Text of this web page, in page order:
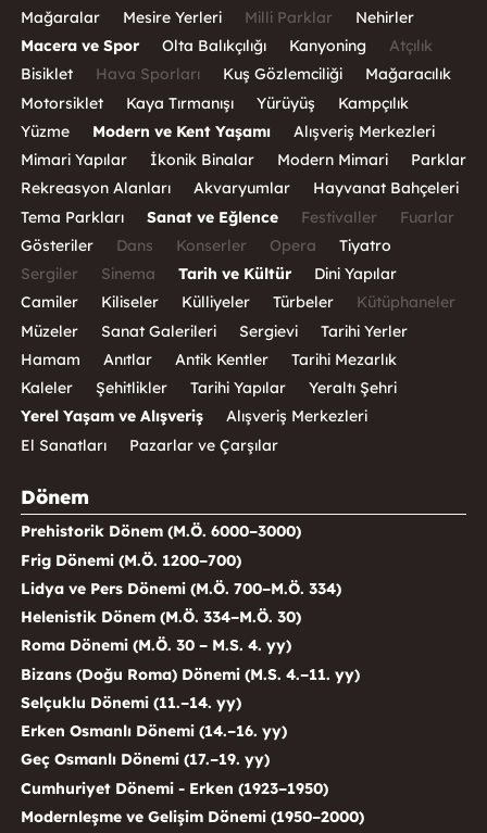
Mağaralar
Mesire Yerleri Milli Parklar
Nehirler
Macera ve Spor
Olta Balıkçılığı Kanyoning
Atçılık
Bisiklet
Hava Sporları Kuş Gözlemciliği
Mağaracılık
Motorsiklet
Kaya Tırmanışı Yürüyüş
Kampçılık
Yüzme
Modern ve Kent Yaşamı
Alışveriş Merkezleri
Mimari Yapılar
İkonik Binalar Modern Mimari
Parklar
Rekreasyon Alanları
Akvaryumlar
Hayvanat Bahçeleri
Tema Parkları
Sanat ve Eğlence Festivaller
Fuarlar
Gösteriler
Dans Konserler Opera
Tiyatro
Sergiler
Sinema Tarih ve Kültür
Dini Yapılar
Camiler
Kiliseler Külliyeler Türbeler
Kütüphaneler
Müzeler
Sanat Galerileri Sergievi
Tarihi Yerler
Hamam
Anıtlar Antik Kentler
Tarihi Mezarlık
Kaleler
Şehitlikler Tarihi Yapılar
Yeraltı Şehri
Yerel Yaşam ve Alışveriş
Alışveriş Merkezleri
El Sanatları
Pazarlar ve Çarşılar
Dönem
Prehistorik Dönem (M.Ö. 6000–3000)
Frig Dönemi (M.Ö. 1200–700)
Lidya ve Pers Dönemi (M.Ö. 700–M.Ö. 334)
Helenistik Dönem (M.Ö. 334–M.Ö. 30)
Roma Dönemi (M.Ö. 30 – M.S. 4. yy)
Bizans (Doğu Roma) Dönemi (M.S. 4.–11. yy)
Selçuklu Dönemi (11.–14. yy)
Erken Osmanlı Dönemi (14.–16. yy)
Geç Osmanlı Dönemi (17.–19. yy)
Cumhuriyet Dönemi - Erken (1923–1950)
Modernleşme ve Gelişim Dönemi (1950–2000)